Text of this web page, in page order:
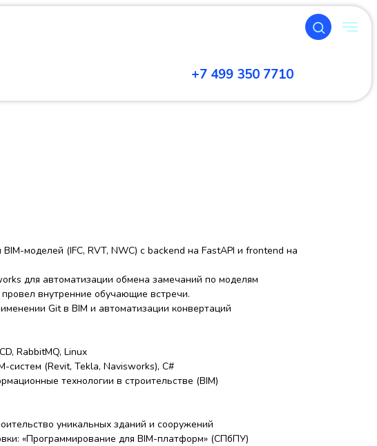
+7 499 350 7710
моделей (IFC, RVT, NWC) с backend на FastAPI и frontend на
для автоматизации обмена замечаний по моделям
внутренние обучающие встречи.
Git в BIM и автоматизации конвертаций
RabbitMQ, Linux
систем (Revit, Tekla, Navisworks), C#
технологии в строительстве (BIM)
уникальных зданий и сооружений
«Программирование для BIM-платформ» (СПбПУ)